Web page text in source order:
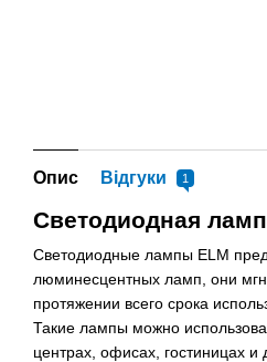
Опис Відгуки 1
Светодиодная
Светодиодные лампы ELM
люминесцентных ламп, они
протяжении всего срока
Такие лампы можно
центрах, офисах, гостиницах